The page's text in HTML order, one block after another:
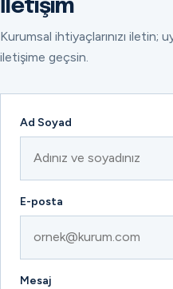
İletişim
Kurumsal ihtiyaçlarınızı iletin;
iletişime geçsin.
Ad Soyad
E-posta
Mesaj